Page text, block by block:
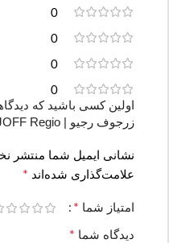
0
0
0
0
اولین کسی باشید که
زرجوف رجیو | XERJOFF Regio”
نشانی ایمیل شما منتشر
علامت‌گذاری شده‌اند *
امتیاز شما *
دیدگاه شما *